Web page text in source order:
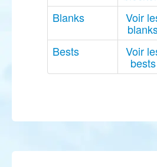
Blanks Voir
Bests
Voir
bests